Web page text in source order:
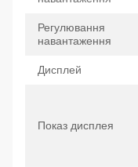
Регулювання
навантаження
Дисплей
Показ дисплея